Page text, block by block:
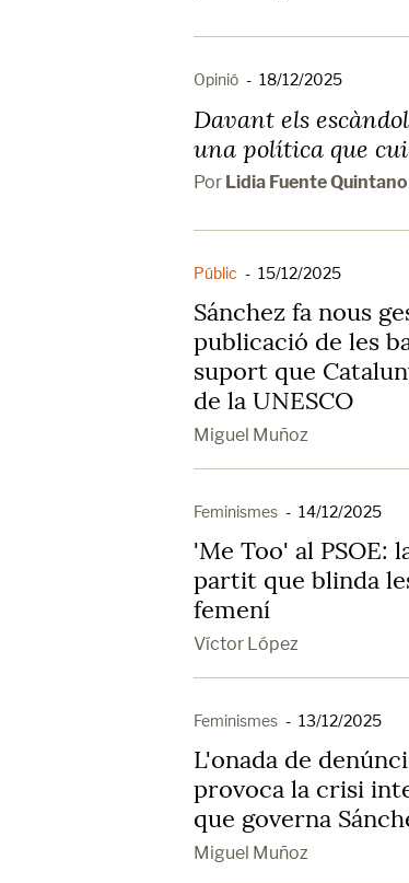
Opinió - 18/12/2025
Davant els
una política que
Por Lidia Fuente Quintano
Públic - 15/12/2025
Sánchez fa nous
publicació de les
suport que
de la UNESCO
Miguel Muñoz
Feminismes - 14/12/2025
'Me Too' al PSOE:
partit que blinda
femení
Víctor López
Feminismes - 13/12/2025
L'onada de
provoca la crisi
que governa
Miguel Muñoz